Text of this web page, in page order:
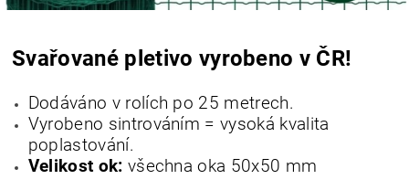
Svařované pletivo vyrobeno v ČR!
Dodáváno v rolích po 25 metrech.
Vyrobeno sintrováním = vysoká kvalita
poplastování.
Velikost ok: všechna oka 50x50 mm